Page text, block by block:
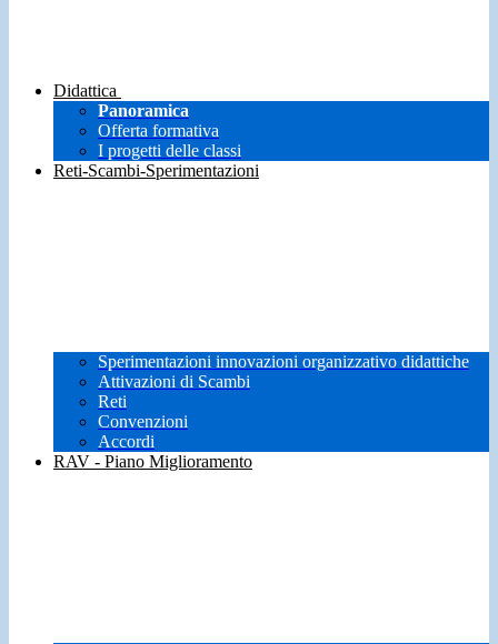
Didattica
Panoramica
Offerta formativa
I progetti delle classi
Reti-Scambi-Sperimentazioni
Sperimentazioni innovazioni organizzativo didattiche
Attivazioni di Scambi
Reti
Convenzioni
Accordi
RAV - Piano Miglioramento